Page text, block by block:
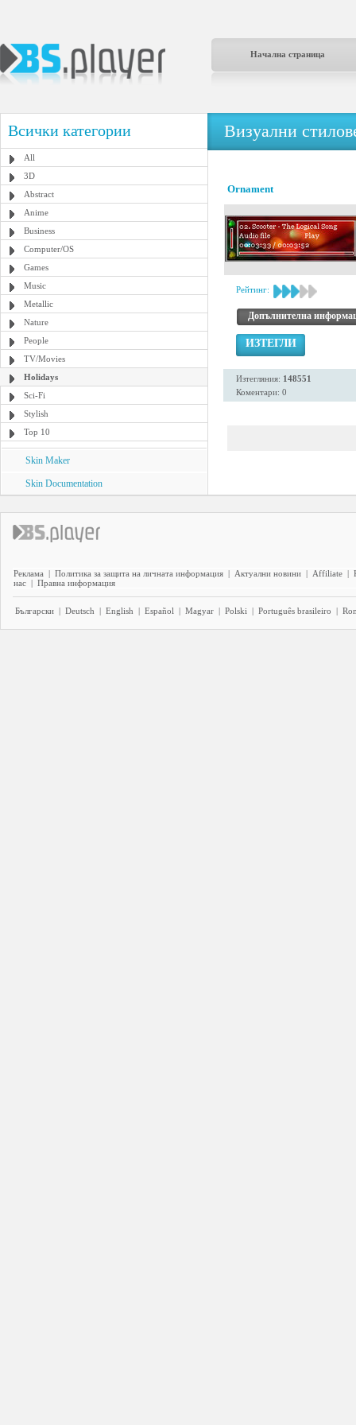
Начална страница
Всички категории
All
3D
Abstract
Anime
Business
Computer/OS
Games
Music
Metallic
Nature
People
TV/Movies
Holidays
Sci-Fi
Stylish
Top 10
Skin Maker
Skin Documentation
Визуални
Ornament
Рейтинг:
Допълнителна
ИЗТЕГЛИ
Изтегляния: 148551
Коментари: 0
Реклама | Политика за защита на личната информация | Актуални новини | Affiliate |
нас | Правна информация
Български | Deutsch | English | Español | Magyar | Polski | Português brasileiro |